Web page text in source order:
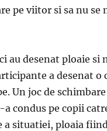
pe viitor si sa nu se
au desenat ploaie si
a desenat o
Un joc de schimbare
condus pe copii
a situatiei, ploaia